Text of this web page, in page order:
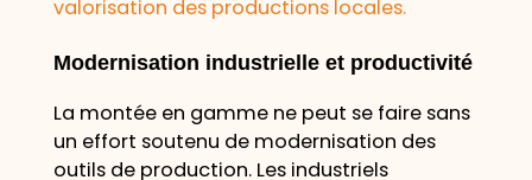
valorisation des productions locales.
Modernisation industrielle et productivité
La montée en gamme ne peut se faire sans
un effort soutenu de modernisation des
outils de production. Les industriels